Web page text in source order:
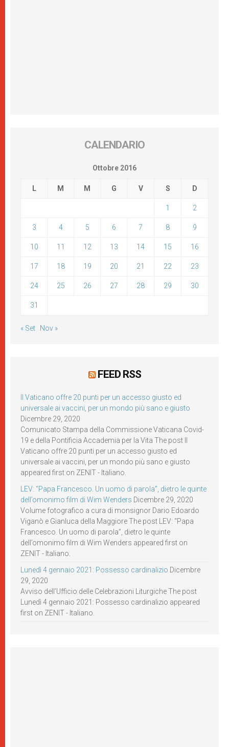
CALENDARIO
Ottobre 2016
L M M G V S D
1 2
3 4 5 6 7 8 9
10 11 12 13 14 15 16
17 18 19 20 21 22 23
24 25 26 27 28 29 30
31
« Set Nov »
FEED RSS
Il Vaticano offre 20 punti per un accesso giusto ed
universale ai vaccini, per un mondo più sano e giusto
Dicembre 29, 2020
Comunicato Stampa della Commissione Vaticana Covid-
19 e della Pontificia Accademia per la Vita The post Il
Vaticano offre 20 punti per un accesso giusto ed
universale ai vaccini, per un mondo più sano e giusto
appeared first on ZENIT - Italiano.
LEV: “Papa Francesco. Un uomo di parola”, dietro le quinte
dell’omonimo film di Wim Wenders Dicembre 29, 2020
Volume fotografico a cura di monsignor Dario Edoardo
Viganò e Gianluca della Maggiore The post LEV: “Papa
Francesco. Un uomo di parola”, dietro le quinte
dell’omonimo film di Wim Wenders appeared first on
ZENIT - Italiano.
Lunedì 4 gennaio 2021: Possesso cardinalizio Dicembre
29, 2020
Avviso dell’Ufficio delle Celebrazioni Liturgiche The post
Lunedì 4 gennaio 2021: Possesso cardinalizio appeared
first on ZENIT - Italiano.